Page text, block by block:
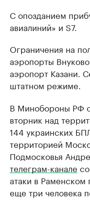
С опозданием
авиалиний» и S7.
Ограничения на
аэропорты
аэропорт Казани.
штатном режиме.
В Минобороны РФ
вторник над
144 украинских
территорией
Подмосковья
телеграм-канале
атаки в
еще три человека